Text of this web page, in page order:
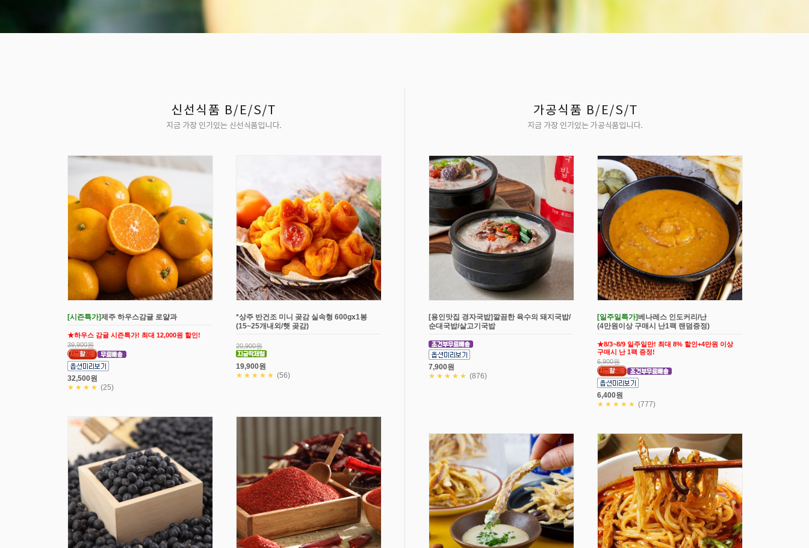
[시즌특가]제주 하우스감귤 로얄과
★하우스 감귤 시즌특가! 최대 12,000원 할인!
39,900원
32,500원
★★★★ (25)
*상주 반건조 미니 곶감 실속형 600gx1봉
(15~25개내외/햇 곶감)
20,900원
19,900원
★★★★★ (56)
[용인맛집 경자국밥]깔끔한 육수의 돼지국밥/
순대국밥/살고기국밥
7,900원
★★★★★ (876)
[일주일특가]베나레스 인도커리/난
(4만원이상 구매시 난1팩 랜덤증정)
★8/3~8/9 일주일만! 최대 8% 할인+4만원 이상
구매시 난 1팩 증정!
6,900원
6,400원
★★★★★ (777)